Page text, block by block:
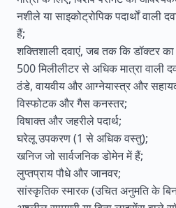
नशीले या साइकोट्रोपिक पदार्थों वाली
हैं;
शक्तिशाली दवाएं, जब तक कि डॉक्टर का
500 मिलीलीटर से अधिक मात्रा वाली
ठंडे, वायवीय और आग्नेयास्त्र और
विस्फोटक और गैस कनस्तर;
विषाक्त और जहरीले पदार्थ;
घरेलू उपकरण (1 से अधिक वस्तु);
खनिज जो सार्वजनिक डोमेन में हैं;
लुप्तप्राय पौधे और जानवर;
सांस्कृतिक स्मारक (उचित अनुमति के